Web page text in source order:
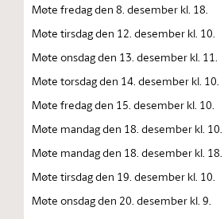
Møte fredag den 8. desember kl. 18.
Møte tirsdag den 12. desember kl. 10.
Møte onsdag den 13. desember kl. 11.
Møte torsdag den 14. desember kl. 10.
Møte fredag den 15. desember kl. 10.
Møte mandag den 18. desember kl. 10.
Møte mandag den 18. desember kl. 18.
Møte tirsdag den 19. desember kl. 10.
Møte onsdag den 20. desember kl. 9.